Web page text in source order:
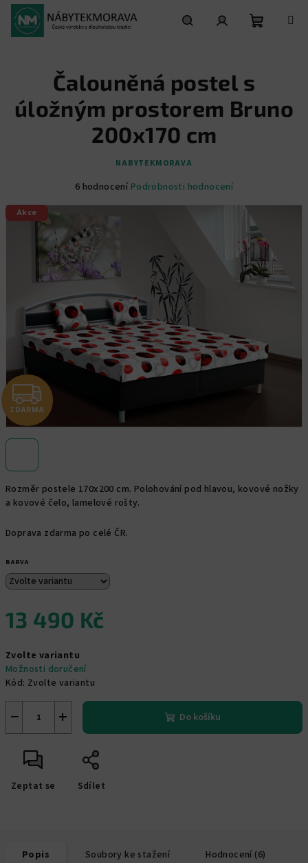
Přejít
obsah
Rozměr postele 170x200 cm. Polohování pod hlavou, kovové nožky
a kovové čelo, lamelové rošty.
Doprava zdarma po celé ČR.
BARVA
13 490 Kč
cena:
Zvolte variantu
Možnosti doručení
Kód: Zvolte variantu
+
− Do košíku
Zeptat se Sdílet
Čalouněná postel s
úložným prostorem Bruno
200x170 cm
NABYTEKMORAVA
Průměrné
4,3
z
5
hvězdiček.
6 hodnocení Podrobnosti hodnocení
Akce
Z
D
R
M
A
ZDARMA
Popis Soubory ke stažení Hodnocení (6)